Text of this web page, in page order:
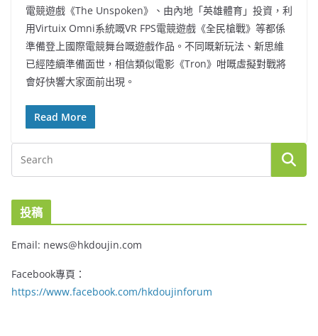
電競遊戲《The Unspoken》、由內地「英雄體育」投資，利
用Virtuix Omni系統嘅VR FPS電競遊戲《全民槍戰》等都係
準備登上國際電競舞台嘅遊戲作品。不同嘅新玩法、新思維
已經陸續準備面世，相信類似電影《Tron》咁嘅虛擬對戰將
會好快響大家面前出現。
Read More
投稿
Email: news@hkdoujin.com
Facebook專頁：
https://www.facebook.com/hkdoujinforum